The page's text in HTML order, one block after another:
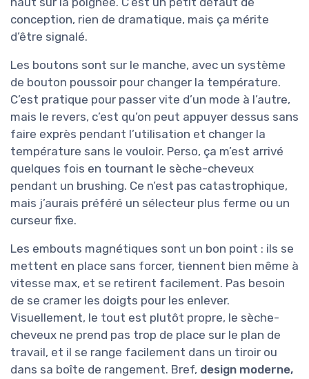
conception, rien de dramatique, mais ça mérite
d’être signalé.
Les boutons sont sur le manche, avec un système
de bouton poussoir pour changer la température.
C’est pratique pour passer vite d’un mode à l’autre,
mais le revers, c’est qu’on peut appuyer dessus sans
faire exprès pendant l’utilisation et changer la
température sans le vouloir. Perso, ça m’est arrivé
quelques fois en tournant le sèche-cheveux
pendant un brushing. Ce n’est pas catastrophique,
mais j’aurais préféré un sélecteur plus ferme ou un
curseur fixe.
Les embouts magnétiques sont un bon point : ils se
mettent en place sans forcer, tiennent bien même à
vitesse max, et se retirent facilement. Pas besoin
de se cramer les doigts pour les enlever.
Visuellement, le tout est plutôt propre, le sèche-
cheveux ne prend pas trop de place sur le plan de
travail, et il se range facilement dans un tiroir ou
dans sa boîte de rangement. Bref, design moderne,